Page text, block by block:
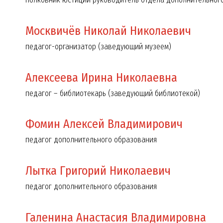
Москвичёв Николай Николаевич
педагог-организатор (заведующий музеем)
Алексеева Ирина Николаевна
педагог – библиотекарь (заведующий библиотекой)
Фомин Алексей Владимирович
педагог дополнительного образования
Лытка Григорий Николаевич
педагог дополнительного образования
Галенина Анастасия Владимировна
Ромашкин Никита Алексеевич Яковлев Денис